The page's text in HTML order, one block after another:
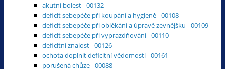
akutní bolest - 00132
deficit sebepéče při koupání a hygieně - 00108
deficit sebepéče při oblékání a úpravě zevnějšku - 00109
deficit sebepéče při vyprazdňování - 00110
deficitní znalost - 00126
ochota doplnit deficitní vědomosti - 00161
porušená chůze - 00088